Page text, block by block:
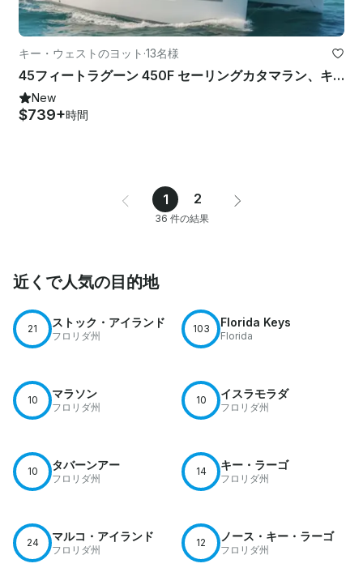
キー・ウェストのヨット ·13名様
45フィートラグーン 450F セーリングカタマラン、キーウェスト、キャプテン付き
New
$739+時間
1 2
36 件の結果
近くで人気の目的地
21 ストック・アイランド
フロリダ州
103 Florida Keys
Florida
10 マラソン
フロリダ州
10 イスラモラダ
フロリダ州
10 タバーンアー
フロリダ州
14 キー・ラーゴ
フロリダ州
24 マルコ・アイランド
フロリダ州
12 ノース・キー・ラーゴ
フロリダ州